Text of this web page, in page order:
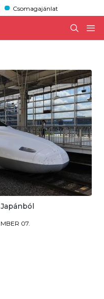
Csomagajánlat
07.